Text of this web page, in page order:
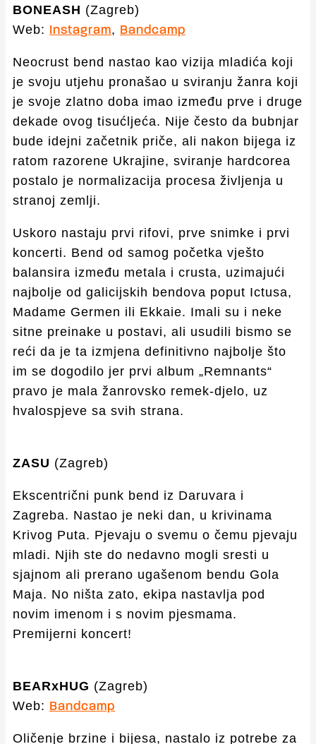
BONEASH (Zagreb)
Web: Instagram, Bandcamp
Neocrust bend nastao kao vizija mladića koji
je svoju utjehu pronašao u sviranju žanra koji
je svoje zlatno doba imao između prve i druge
dekade ovog tisućljeća. Nije često da bubnjar
bude idejni začetnik priče, ali nakon bijega iz
ratom razorene Ukrajine, sviranje hardcorea
postalo je normalizacija procesa življenja u
stranoj zemlji.
Uskoro nastaju prvi rifovi, prve snimke i prvi
koncerti. Bend od samog početka vješto
balansira između metala i crusta, uzimajući
najbolje od galicijskih bendova poput Ictusa,
Madame Germen ili Ekkaie. Imali su i neke
sitne preinake u postavi, ali usudili bismo se
reći da je ta izmjena definitivno najbolje što
im se dogodilo jer prvi album „Remnants“
pravo je mala žanrovsko remek-djelo, uz
hvalospjeve sa svih strana.
ZASU (Zagreb)
Ekscentrični punk bend iz Daruvara i
Zagreba. Nastao je neki dan, u krivinama
Krivog Puta. Pjevaju o svemu o čemu pjevaju
mladi. Njih ste do nedavno mogli sresti u
sjajnom ali prerano ugašenom bendu Gola
Maja. No ništa zato, ekipa nastavlja pod
novim imenom i s novim pjesmama.
Premijerni koncert!
BEARxHUG (Zagreb)
Web: Bandcamp
Oličenje brzine i bijesa, nastalo iz potrebe za